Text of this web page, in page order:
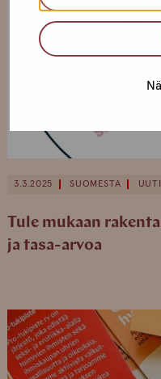
3.3.2025 SUOMESTA
Tule mukaan
ja tasa-arvoa